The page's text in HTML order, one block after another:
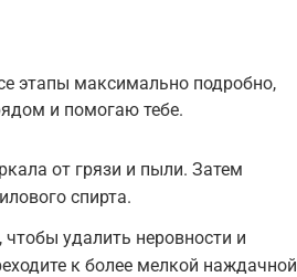
этапы максимально подробно,
и помогаю тебе.
от грязи и пыли. Затем
спирта.
удалить неровности и
к более мелкой наждачной